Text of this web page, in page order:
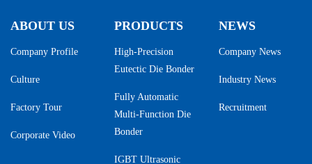
ABOUT US
Company Profile
Culture
Factory Tour
Corporate Video
PRODUCTS
High-Precision
Eutectic Die Bonder
Fully Automatic
Multi-Function Die
Bonder
IGBT Ultrasonic
NEWS
Company News
Industry News
Recruitment